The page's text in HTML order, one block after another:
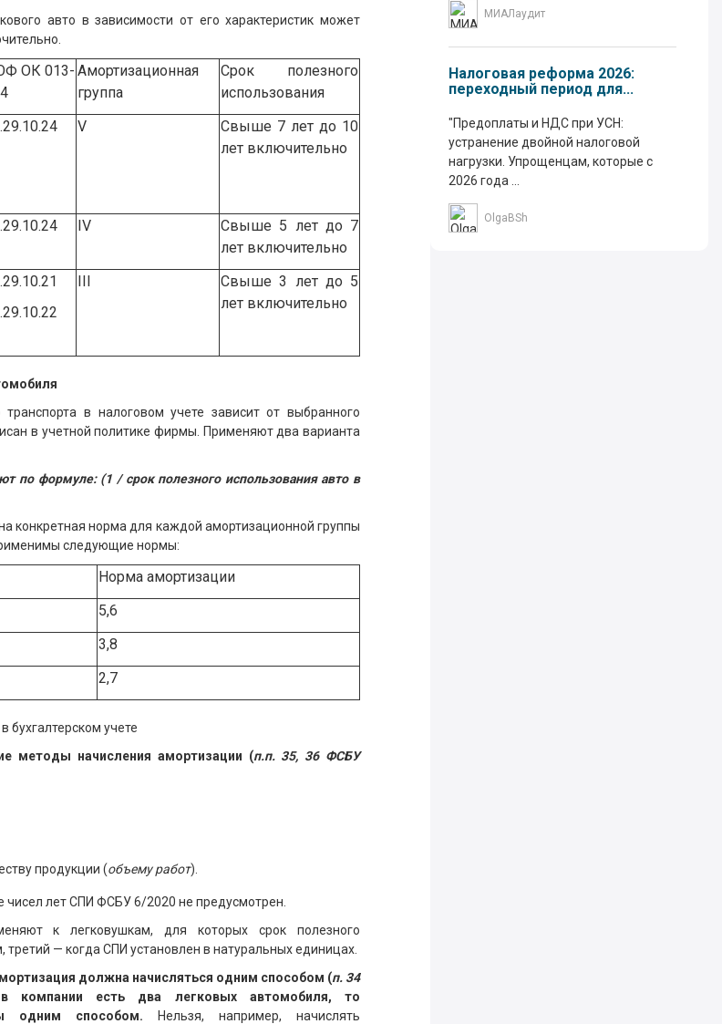
авто в зависимости от его характеристик может
ОК 013- Амортизационная
группа
Срок полезного
использования
V
Свыше 7 лет до 10
лет включительно
IV
Свыше 5 лет до 7
лет включительно
III
Свыше 3 лет до 5
лет включительно
в налоговом учете зависит от выбранного
в учетной политике фирмы. Применяют два варианта
по формуле: (1 / срок полезного использования авто в
конкретная норма для каждой амортизационной группы
следующие нормы:
Норма амортизации
5,6
3,8
2,7
бухгалтерском учете
методы начисления амортизации (п.п. 35, 36 ФСБУ
продукции (объему работ).
чисел лет СПИ ФСБУ 6/2020 не предусмотрен.
к легковушкам, для которых срок полезного
— когда СПИ установлен в натуральных единицах.
должна начисляться одним способом (п. 34
есть два легковых автомобиля, то
одним способом. Нельзя, например, начислять
МИАЛаудит
Налоговая реформа 2026:
переходный период для...
"Предоплаты и НДС при УСН:
устранение двойной налоговой
нагрузки. Упрощенцам, которые с
2026 года ...
OlgaBSh